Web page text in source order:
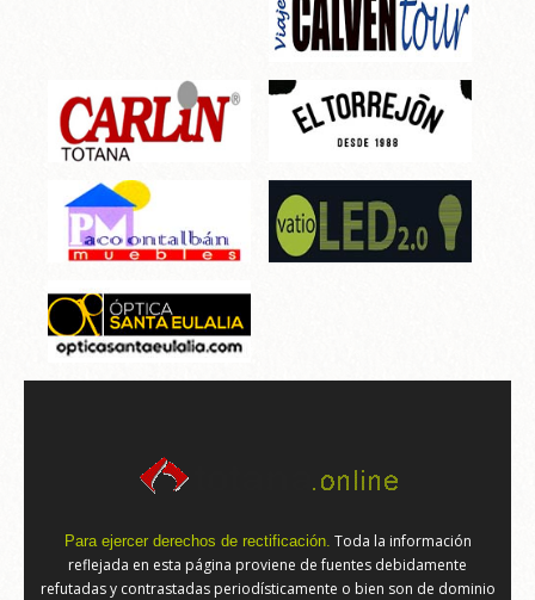
Para ejercer derechos de rectificación. Toda la información
reflejada en esta página proviene de fuentes debidamente
refutadas y contrastadas periodísticamente o bien son de dominio